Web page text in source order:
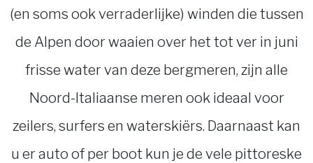
(en soms ook verraderlijke) winden die tussen
de Alpen door waaien over het tot ver in juni
frisse water van deze bergmeren, zijn alle
Noord-Italiaanse meren ook ideaal voor
zeilers, surfers en waterskiërs. Daarnaast kan
u er auto of per boot kun je de vele pittoreske